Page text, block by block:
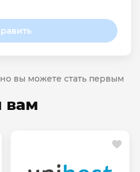
вы можете стать первым
вам